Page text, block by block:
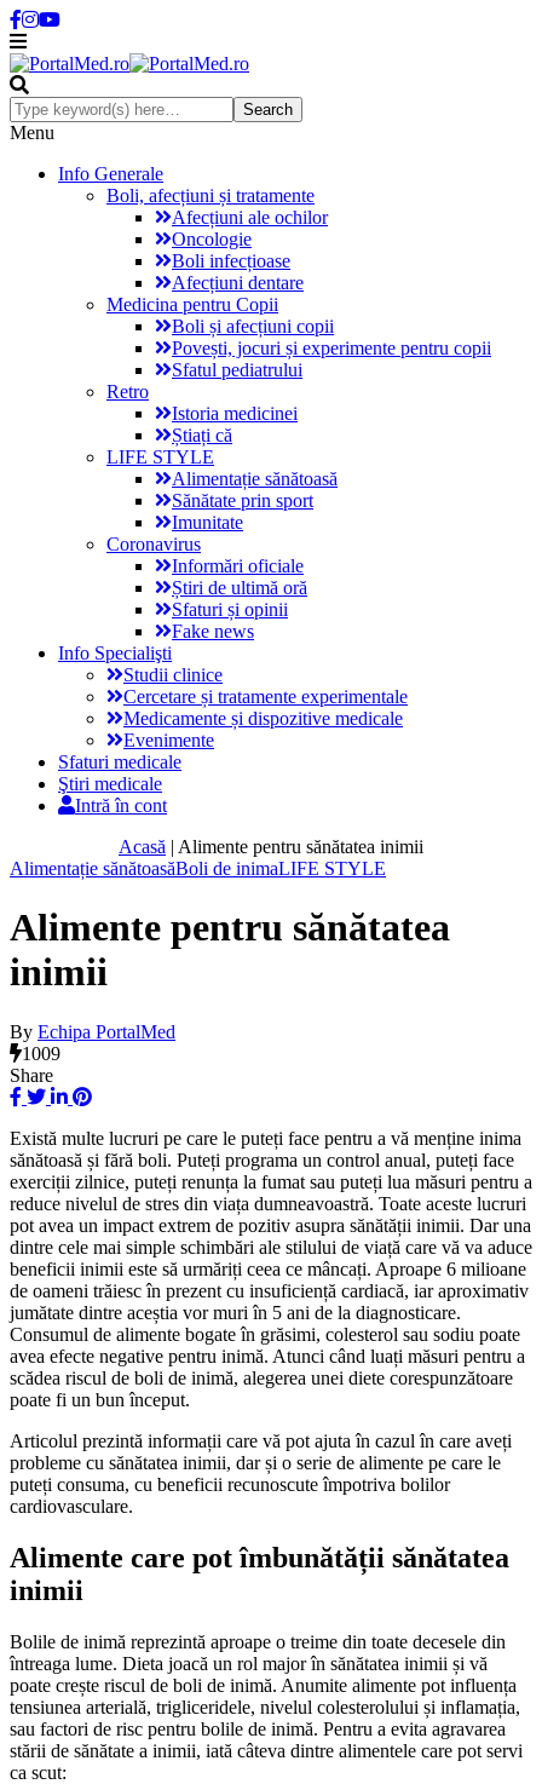
Menu
Info Generale
Boli, afecțiuni și tratamente
Afecțiuni ale ochilor
Oncologie
Boli infecțioase
Afecțiuni dentare
Medicina pentru Copii
Boli și afecțiuni copii
Povești, jocuri și experimente pentru copii
Sfatul pediatrului
Retro
Istoria medicinei
Știați că
LIFE STYLE
Alimentație sănătoasă
Sănătate prin sport
Imunitate
Coronavirus
Informări oficiale
Știri de ultimă oră
Sfaturi și opinii
Fake news
Info Specialişti
Studii clinice
Cercetare și tratamente experimentale
Medicamente și dispozitive medicale
Evenimente
Sfaturi medicale
Ştiri medicale
Intră în cont
Acasă | Alimente pentru sănătatea inimii
Alimentație sănătoasăBoli de inimaLIFE STYLE
Alimente pentru sănătatea
inimii
By Echipa PortalMed
1009
Share
Există multe lucruri pe care le puteți face pentru a vă menține inima
sănătoasă și fără boli. Puteți programa un control anual, puteți face
exerciții zilnice, puteți renunța la fumat sau puteți lua măsuri pentru a
reduce nivelul de stres din viața dumneavoastră. Toate aceste lucruri
pot avea un impact extrem de pozitiv asupra sănătății inimii. Dar una
dintre cele mai simple schimbări ale stilului de viață care vă va aduce
beneficii inimii este să urmăriți ceea ce mâncați. Aproape 6 milioane
de oameni trăiesc în prezent cu insuficiență cardiacă, iar aproximativ
jumătate dintre aceștia vor muri în 5 ani de la diagnosticare.
Consumul de alimente bogate în grăsimi, colesterol sau sodiu poate
avea efecte negative pentru inimă. Atunci când luați măsuri pentru a
scădea riscul de boli de inimă, alegerea unei diete corespunzătoare
poate fi un bun început.
Articolul prezintă informații care vă pot ajuta în cazul în care aveți
probleme cu sănătatea inimii, dar și o serie de alimente pe care le
puteți consuma, cu beneficii recunoscute împotriva bolilor
cardiovasculare.
Alimente care pot îmbunătății sănătatea
inimii
Bolile de inimă reprezintă aproape o treime din toate decesele din
întreaga lume. Dieta joacă un rol major în sănătatea inimii și vă
poate crește riscul de boli de inimă. Anumite alimente pot influența
tensiunea arterială, trigliceridele, nivelul colesterolului și inflamația,
sau factori de risc pentru bolile de inimă. Pentru a evita agravarea
stării de sănătate a inimii, iată câteva dintre alimentele care pot servi
ca scut: